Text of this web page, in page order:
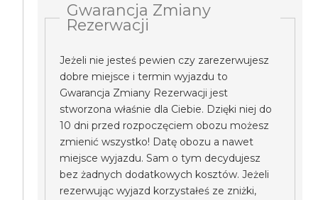
Gwarancja Zmiany
Rezerwacji
Jeżeli nie jesteś pewien czy zarezerwujesz
dobre miejsce i termin wyjazdu to
Gwarancja Zmiany Rezerwacji jest
stworzona właśnie dla Ciebie. Dzięki niej do
10 dni przed rozpoczęciem obozu możesz
zmienić wszystko! Datę obozu a nawet
miejsce wyjazdu. Sam o tym decydujesz
bez żadnych dodatkowych kosztów. Jeżeli
rezerwując wyjazd korzystałeś ze zniżki,